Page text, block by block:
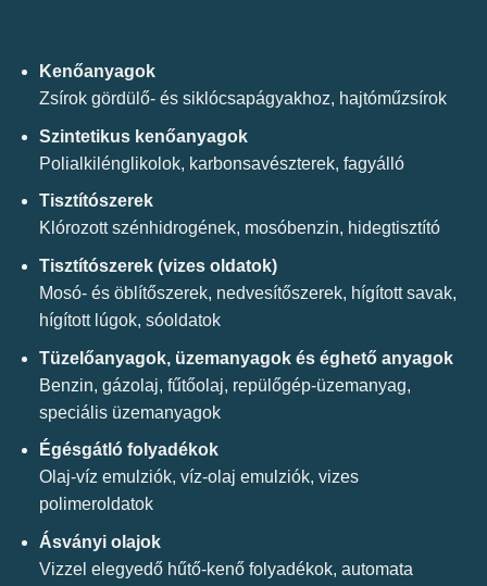
Kenőanyagok
Zsírok gördülő- és siklócsapágyakhoz, hajtóműzsírok
Szintetikus kenőanyagok
Polialkilénglikolok, karbonsavészterek, fagyálló
Tisztítószerek
Klórozott szénhidrogének, mosóbenzin, hidegtisztító
Tisztítószerek (vizes oldatok)
Mosó- és öblítőszerek, nedvesítőszerek, hígított savak,
hígított lúgok, sóoldatok
Tüzelőanyagok, üzemanyagok és éghető anyagok
Benzin, gázolaj, fűtőolaj, repülőgép-üzemanyag,
speciális üzemanyagok
Égésgátló folyadékok
Olaj-víz emulziók, víz-olaj emulziók, vizes
polimeroldatok
Ásványi olajok
Vizzel elegyedő hűtő-kenő folyadékok, automata